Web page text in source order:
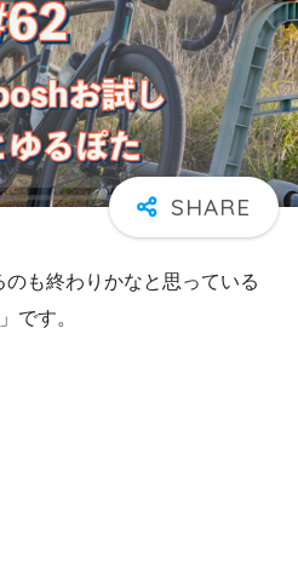
も終わりかなと思っている
です。